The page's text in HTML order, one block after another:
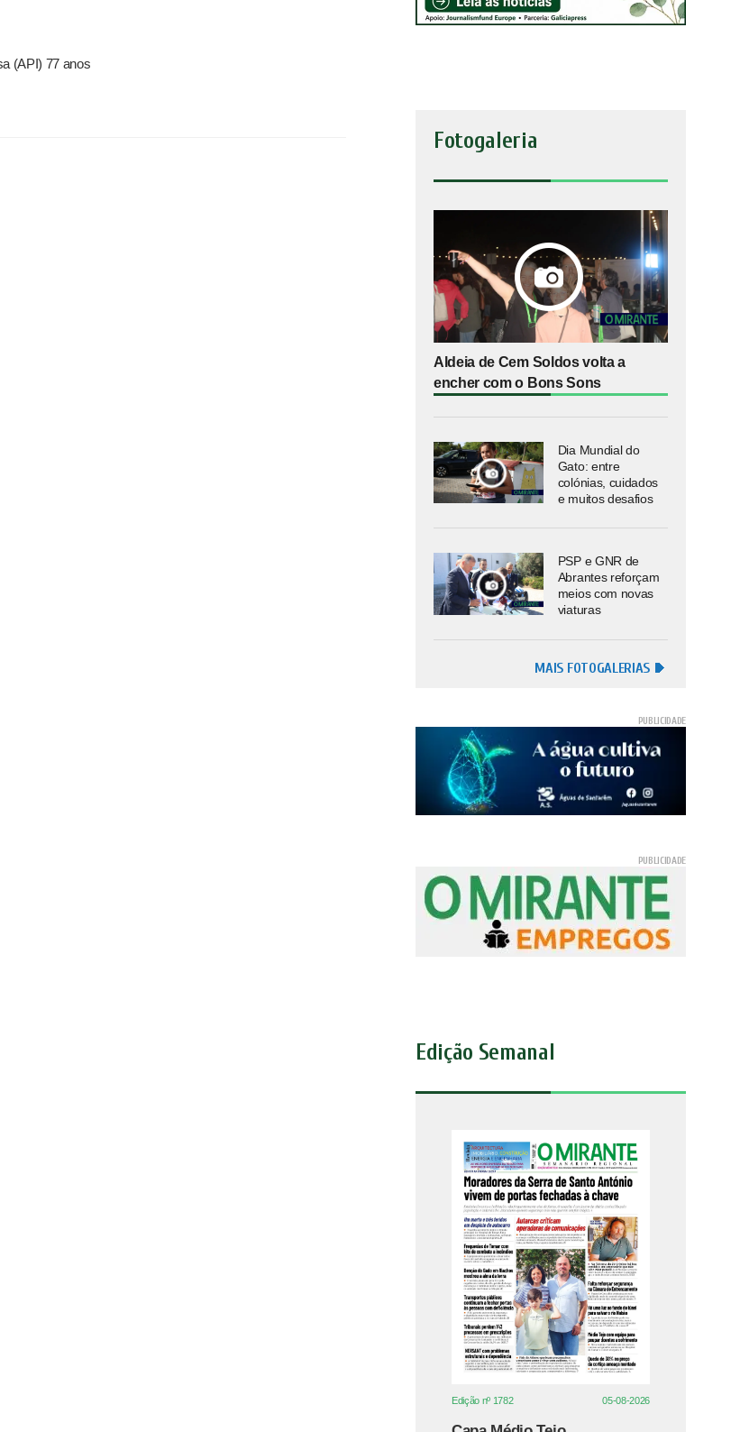
(API) 77 anos
Fotogaleria
Aldeia de Cem Soldos volta a
encher com o Bons Sons
Dia Mundial do
Gato: entre
colónias, cuidados
e muitos desafios
PSP e GNR de
Abrantes reforçam
meios com novas
viaturas
MAIS FOTOGALERIAS
Edição Semanal
Edição nº 1782 05-08-2026